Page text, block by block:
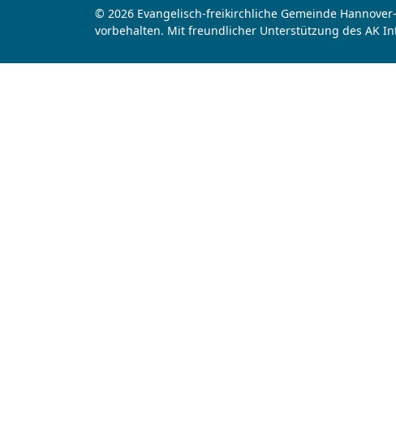
© 2026 Evangelisch-freikirchliche Gemeinde
vorbehalten. Mit freundlicher Unterstützung des AK